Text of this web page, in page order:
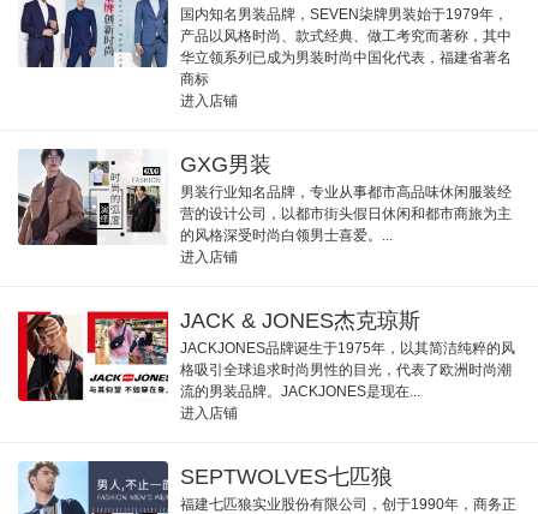
国内知名男装品牌，SEVEN柒牌男装始于1979年，
产品以风格时尚、款式经典、做工考究而著称，其中
华立领系列已成为男装时尚中国化代表，福建省著名
商标
进入店铺
GXG男装
男装行业知名品牌，专业从事都市高品味休闲服装经
营的设计公司，以都市街头假日休闲和都市商旅为主
的风格深受时尚白领男士喜爱。...
进入店铺
JACK & JONES杰克琼斯
JACKJONES品牌诞生于1975年，以其简洁纯粹的风
格吸引全球追求时尚男性的目光，代表了欧洲时尚潮
流的男装品牌。JACKJONES是现在...
进入店铺
SEPTWOLVES七匹狼
福建七匹狼实业股份有限公司，创于1990年，商务正